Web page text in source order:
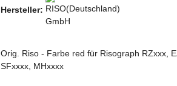
Hersteller:
Orig. Riso - Farbe red für Risograph RZxxx,
SFxxxx, MHxxxx